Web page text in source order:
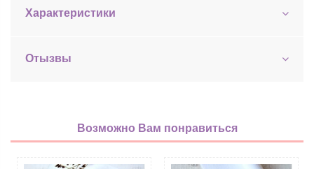
Характеристики
Отызвы
Возможно Вам понравиться